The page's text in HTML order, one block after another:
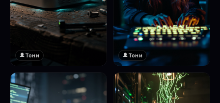
Тони
❤️
1
Тони